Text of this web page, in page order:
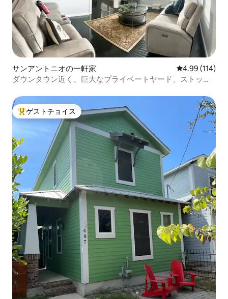
サンアントニオの一軒家 レビュー114
4.99 (114)
ダウンタウン近く、巨大なプライベートヤード、ストック
大好評のゲストチョイスです。
ゲストチョイス